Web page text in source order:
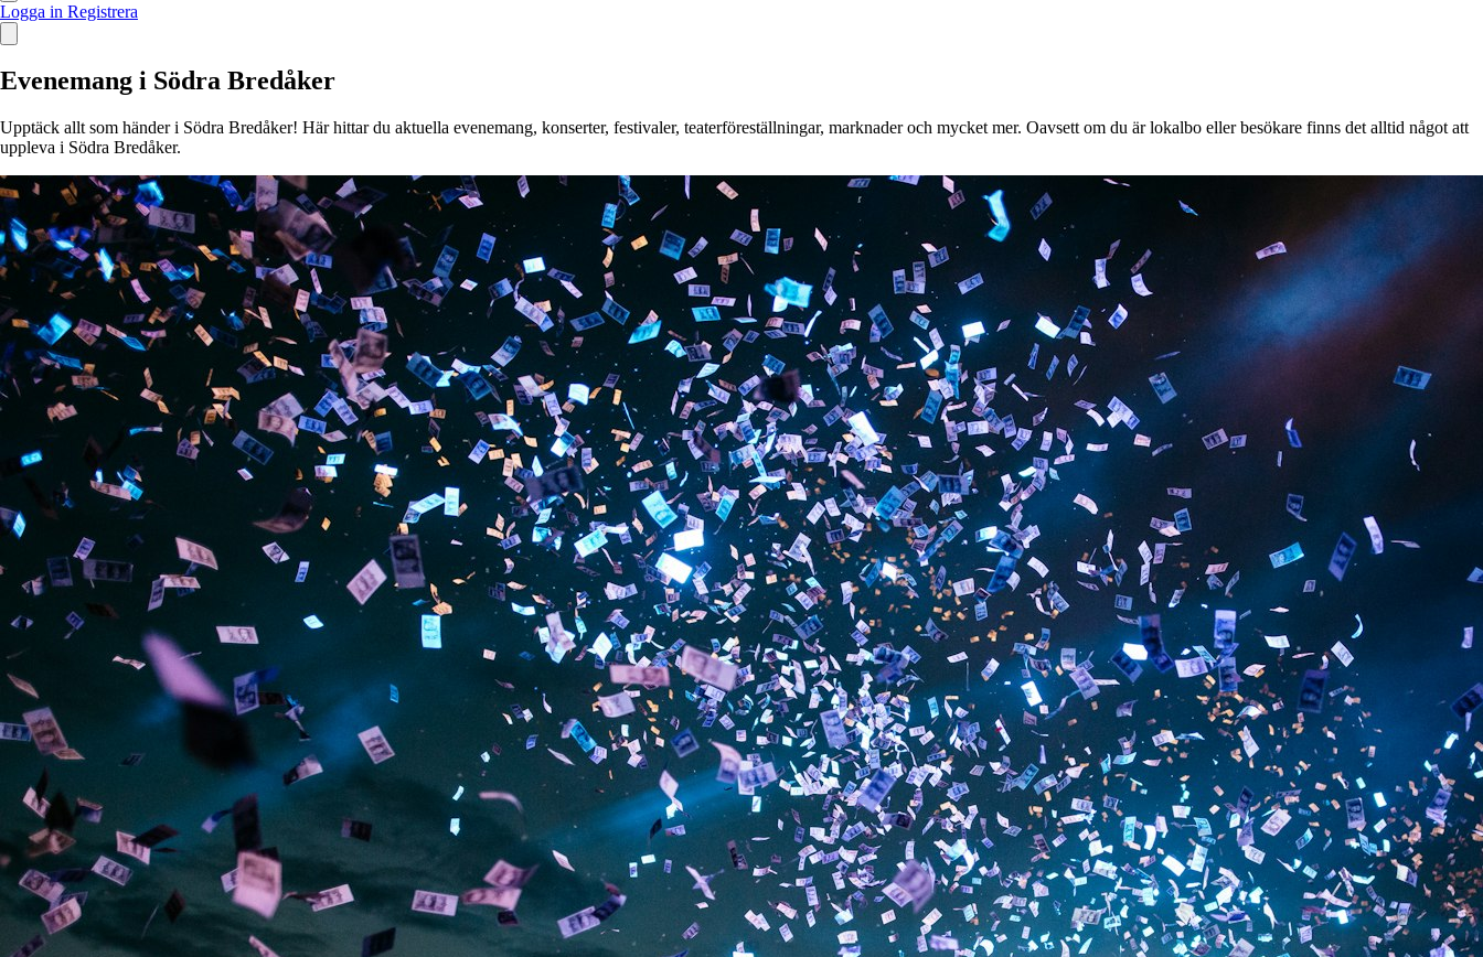
Logga in Registrera
Evenemang i Södra Bredåker
Upptäck allt som händer i Södra Bredåker! Här hittar du aktuella evenemang, konserter, festivaler, teaterföreställningar, marknader och mycket mer. Oavsett om du är lokalbo eller besökare finns det alltid något att
uppleva i Södra Bredåker.